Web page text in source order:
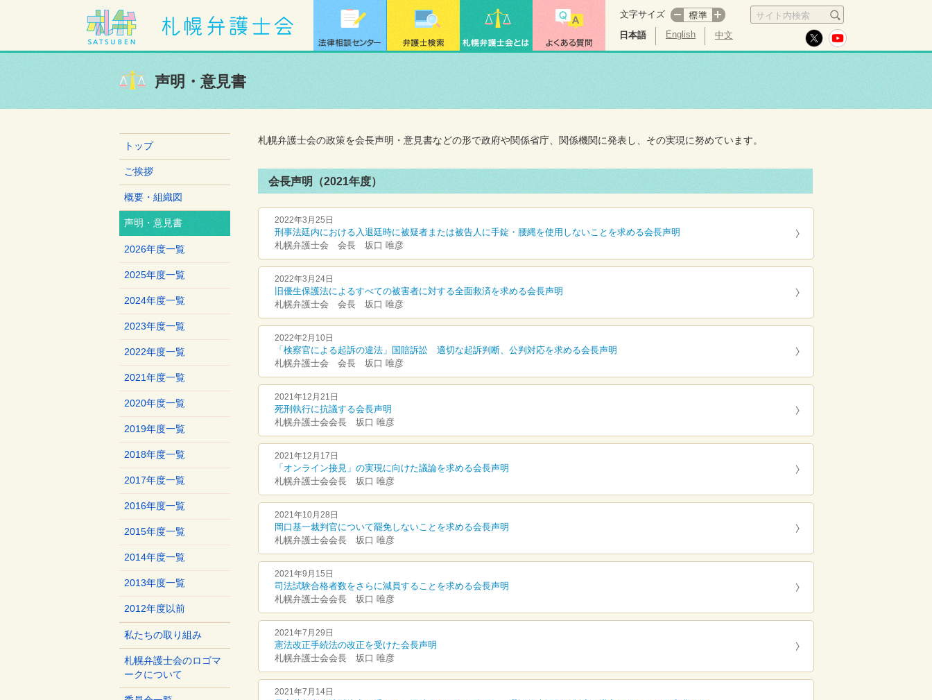
文字サイズ
サイト内検索
日本語
English 中文
声明・意見書
トップ
ご挨拶
概要・組織図
声明・意見書
2026年度一覧
2025年度一覧
2024年度一覧
2023年度一覧
2022年度一覧
2021年度一覧
2020年度一覧
2019年度一覧
2018年度一覧
2017年度一覧
2016年度一覧
2015年度一覧
2014年度一覧
2013年度一覧
2012年度以前
私たちの取り組み
札幌弁護士会のロゴマ
ークについて
札幌弁護士会の政策を会長声明・意見書などの形で政府や関係省庁、関係機関に発表し、その実現に努めています。
会長声明（2021年度）
2022年3月25日
刑事法廷内における入退廷時に被疑者または被告人に手錠・腰縄を使用しないことを求める会長声明
札幌弁護士会 会長 坂口 唯彦
2022年3月24日
旧優生保護法によるすべての被害者に対する全面救済を求める会長声明
札幌弁護士会 会長 坂口 唯彦
2022年2月10日
「検察官による起訴の違法」国賠訴訟 適切な起訴判断、公判対応を求める会長声明
札幌弁護士会 会長 坂口 唯彦
2021年12月21日
死刑執行に抗議する会長声明
札幌弁護士会会長 坂口 唯彦
2021年12月17日
「オンライン接見」の実現に向けた議論を求める会長声明
札幌弁護士会会長 坂口 唯彦
2021年10月28日
岡口基一裁判官について罷免しないことを求める会長声明
札幌弁護士会会長 坂口 唯彦
2021年9月15日
司法試験合格者数をさらに減員することを求める会長声明
札幌弁護士会会長 坂口 唯彦
2021年7月29日
憲法改正手続法の改正を受けた会長声明
札幌弁護士会会長 坂口 唯彦
2021年7月14日